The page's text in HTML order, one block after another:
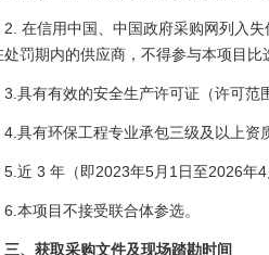
2. 在信用中国、中国政府采购网列入
罚期内的供应商，不得参与本项目比
3.具有有效的安全生产许可证（许可范
4.具有环保工程专业承包三级及以上资
5.近 3 年（即2023年5月1日至2026年
6.本项目不接受联合体参选。
三、获取采购文件及现场踏勘时间